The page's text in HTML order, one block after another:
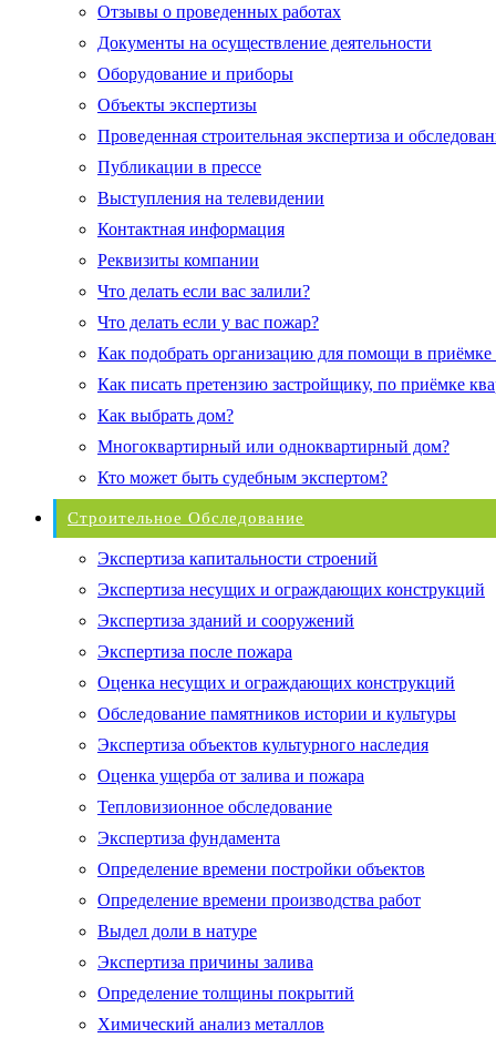
Отзывы о проведенных работах
Документы на осуществление деятельности
Оборудование и приборы
Объекты экспертизы
Проведенная строительная экспертиза и
Публикации в прессе
Выступления на телевидении
Контактная информация
Реквизиты компании
Что делать если вас залили?
Что делать если у вас пожар?
Как подобрать организацию для помощи в приёмке
Как писать претензию застройщику, по приёмке
Как выбрать дом?
Многоквартирный или одноквартирный дом?
Кто может быть судебным экспертом?
Строительное Обследование
Экспертиза капитальности строений
Экспертиза несущих и ограждающих конструкций
Экспертиза зданий и сооружений
Экспертиза после пожара
Оценка несущих и ограждающих конструкций
Обследование памятников истории и культуры
Экспертиза объектов культурного наследия
Оценка ущерба от залива и пожара
Тепловизионное обследование
Экспертиза фундамента
Определение времени постройки объектов
Определение времени производства работ
Выдел доли в натуре
Экспертиза причины залива
Определение толщины покрытий
Химический анализ металлов